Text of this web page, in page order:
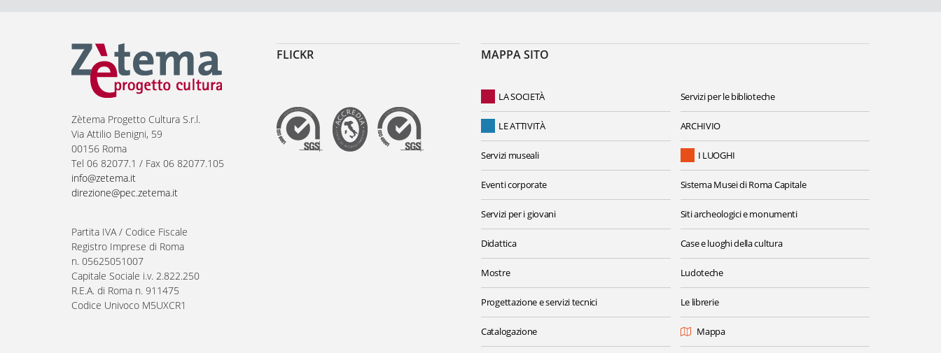
Zètema Progetto Cultura S.r.l.
Via Attilio Benigni, 59
00156 Roma
Tel 06 82077.1 / Fax 06 82077.105
info@zetema.it
direzione@pec.zetema.it
Partita IVA / Codice Fiscale
Registro Imprese di Roma
n. 05625051007
Capitale Sociale i.v. 2.822.250
R.E.A. di Roma n. 911475
Codice Univoco M5UXCR1
FLICKR MAPPA SITO
LA SOCIETÀ
LE ATTIVITÀ
Servizi museali
Eventi corporate
Servizi per i giovani
Didattica
Mostre
Progettazione e servizi tecnici
Catalogazione
Servizi per le biblioteche
ARCHIVIO
I LUOGHI
Sistema Musei di Roma Capitale
Siti archeologici e monumenti
Case e luoghi della cultura
Ludoteche
Le librerie
Mappa